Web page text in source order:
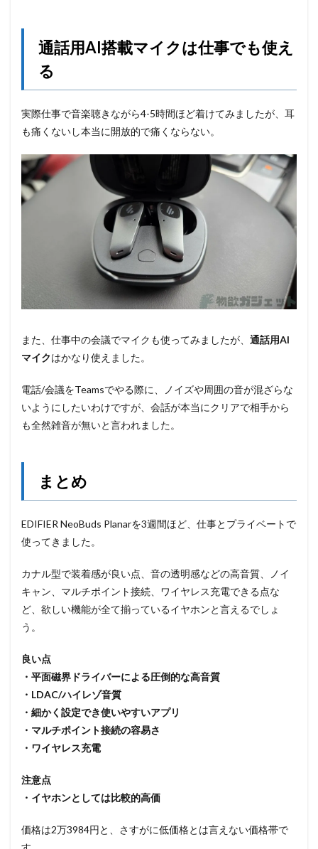
通話用AI搭載マイクは仕事でも使え
る
実際仕事で音楽聴きながら4-5時間ほど着けてみましたが、耳
も痛くないし本当に開放的で痛くならない。
また、仕事中の会議でマイクも使ってみましたが、 通話用AI
マイクはかなり使えました。
電話/会議をTeamsでやる際に、ノイズや周囲の音が混ざらな
いようにしたいわけですが、会話が本当にクリアで相手から
も全然雑音が無いと言われました。
まとめ
EDIFIER NeoBuds Planarを3週間ほど、仕事とプライベートで
使ってきました。
カナル型で装着感が良い点、音の透明感などの高音質、ノイ
キャン、マルチポイント接続、ワイヤレス充電できる点な
ど、欲しい機能が全て揃っているイヤホンと言えるでしょ
う。
良い点
・平面磁界ドライバーによる圧倒的な高音質
・LDAC/ハイレゾ音質
・細かく設定でき使いやすいアプリ
・マルチポイント接続の容易さ
・ワイヤレス充電
注意点
・イヤホンとしては比較的高価
価格は2万3984円と、さすがに低価格とは言えない価格帯で